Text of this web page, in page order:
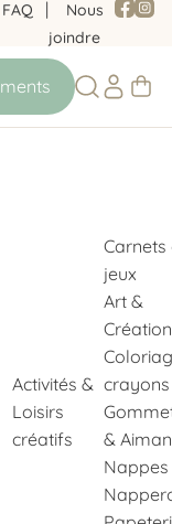
FAQ
Nous
joindre
Activités &
Loisirs
créatifs
Carnets
jeux
Art &
Création
crayons
&
Nappes